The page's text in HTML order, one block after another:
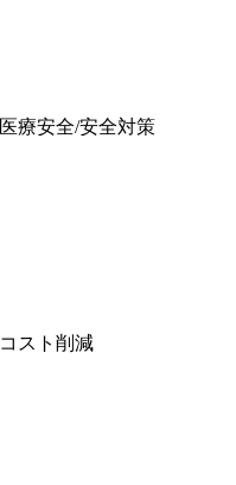
医療安全/安全対策
コスト削減